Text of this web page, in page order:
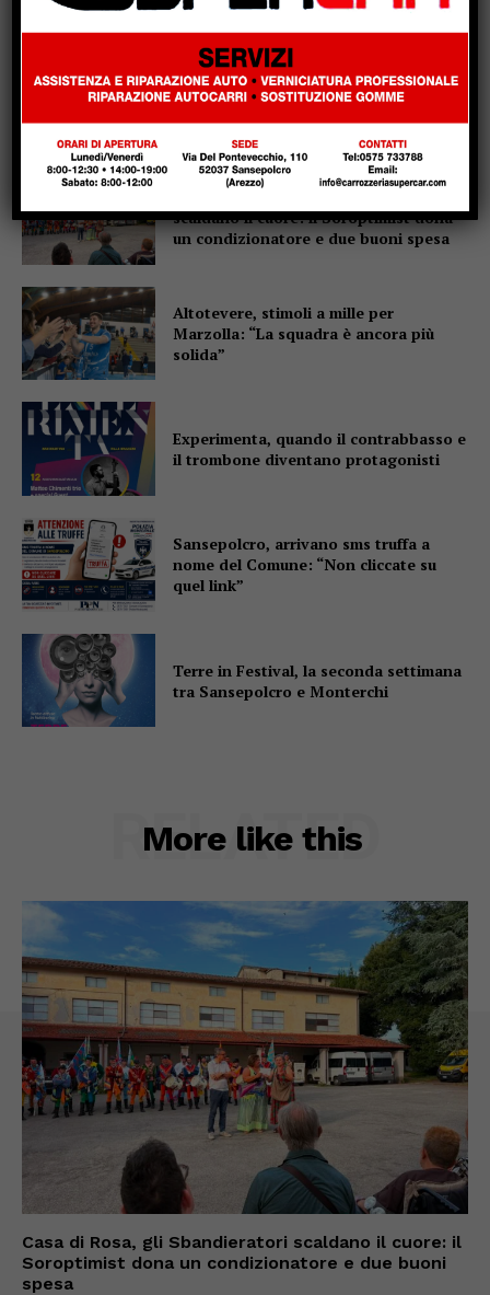
Popular
scaldano il cuore: il Soroptimist dona
un condizionatore e due buoni spesa
Altotevere, stimoli a mille per
Marzolla: “La squadra è ancora più
solida”
Experimenta, quando il contrabbasso e
il trombone diventano protagonisti
Sansepolcro, arrivano sms truffa a
nome del Comune: “Non cliccate su
quel link”
Terre in Festival, la seconda settimana
tra Sansepolcro e Monterchi
More like this
RELATED
Casa di Rosa, gli Sbandieratori scaldano il cuore: il
Soroptimist dona un condizionatore e due buoni
spesa